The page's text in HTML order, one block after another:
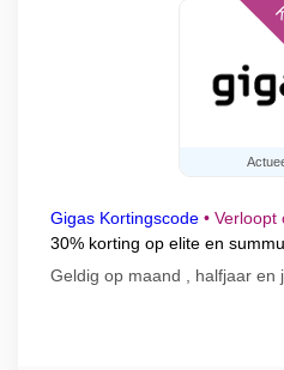
Gigas Kortingscode • Verloopt
30% korting op elite en
Geldig op maand , halfjaar en